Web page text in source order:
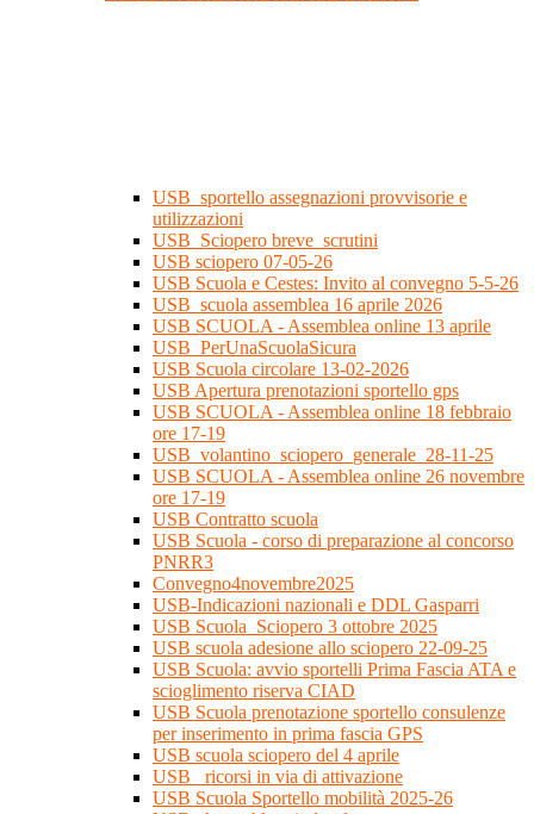
USB_sportello assegnazioni provvisorie e
utilizzazioni
USB_Sciopero breve_scrutini
USB sciopero 07-05-26
USB Scuola e Cestes: Invito al convegno 5-5-26
USB_scuola assemblea 16 aprile 2026
USB SCUOLA - Assemblea online 13 aprile
USB_PerUnaScuolaSicura
USB Scuola circolare 13-02-2026
USB Apertura prenotazioni sportello gps
USB SCUOLA - Assemblea online 18 febbraio
ore 17-19
USB_volantino_sciopero_generale_28-11-25
USB SCUOLA - Assemblea online 26 novembre
ore 17-19
USB Contratto scuola
USB Scuola - corso di preparazione al concorso
PNRR3
Convegno4novembre2025
USB-Indicazioni nazionali e DDL Gasparri
USB Scuola_Sciopero 3 ottobre 2025
USB scuola adesione allo sciopero 22-09-25
USB Scuola: avvio sportelli Prima Fascia ATA e
scioglimento riserva CIAD
USB Scuola prenotazione sportello consulenze
per inserimento in prima fascia GPS
USB scuola sciopero del 4 aprile
USB_ ricorsi in via di attivazione
USB Scuola Sportello mobilità 2025-26